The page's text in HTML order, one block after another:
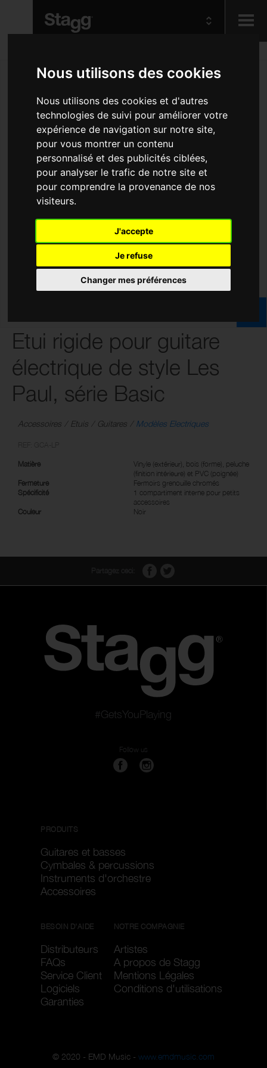
Nous utilisons des cookies
Nous utilisons des cookies et d'autres
technologies de suivi pour améliorer votre
expérience de navigation sur notre site,
pour vous montrer un contenu
personnalisé et des publicités ciblées,
pour analyser le trafic de notre site et
pour comprendre la provenance de nos
visiteurs.
J'accepte
Je refuse
Changer mes préférences
Audio &
Lighting
Etui rigide pour guitare
électrique de style Les
Paul, série Basic
Accessoires Etuis Guitares Modèles Electriques
Matière
Vinyle (extérieur), bois (forme), peluche
(finition intérieure) et PVC (poignée)
Fermeture
Fermoirs grenouille chromés
Spécificité
1 compartiment interne pour petits
accessoires
Couleur
Noir
#GetsYouPlaying
Follow us
PRODUITS
Guitares et basses
Cymbales & percussions
Instruments d'orchestre
Accessoires
BESOIN D'AIDE
Distributeurs
FAQs
Service Client
Logiciels
Garanties
NOTRE COMPAGNIE
Artistes
A propos de Stagg
Mentions Légales
Conditions d'utilisations
© 2020 - EMD Music - www.emdmusic.com